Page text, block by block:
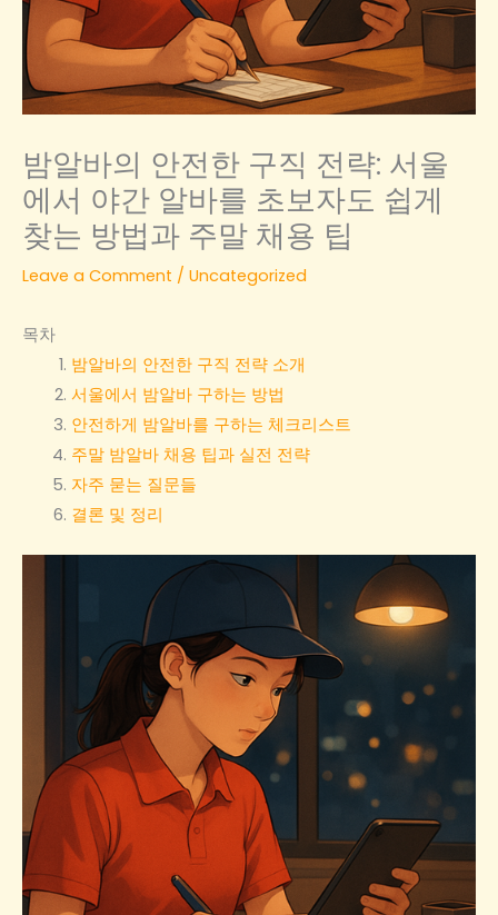
밤알바의 안전한 구직 전략: 서울
에서 야간 알바를 초보자도 쉽게
찾는 방법과 주말 채용 팁
Leave a Comment / Uncategorized
목차
밤알바의 안전한 구직 전략 소개
서울에서 밤알바 구하는 방법
안전하게 밤알바를 구하는 체크리스트
주말 밤알바 채용 팁과 실전 전략
자주 묻는 질문들
결론 및 정리